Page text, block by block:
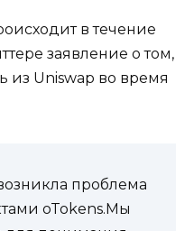
в течение
заявление о том,
из Uniswap во время
проблема
oTokens.Мы